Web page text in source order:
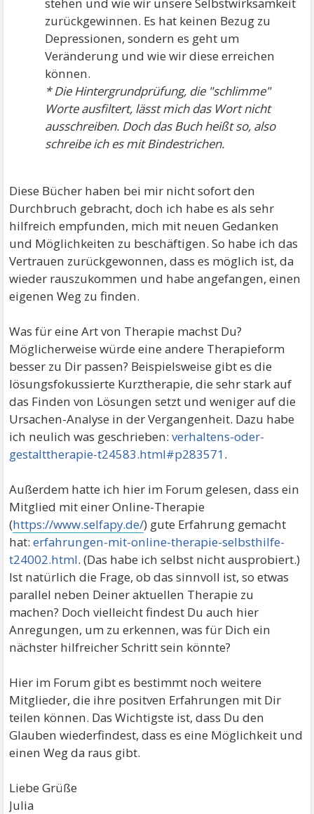
zurückgewinnen. Es hat keinen Bezug zu
Depressionen, sondern es geht um
Veränderung und wie wir diese erreichen
können.
* Die Hintergrundprüfung, die "schlimme"
Worte ausfiltert, lässt mich das Wort nicht
ausschreiben. Doch das Buch heißt so, also
schreibe ich es mit Bindestrichen.
Diese Bücher haben bei mir nicht sofort den
Durchbruch gebracht, doch ich habe es als sehr
hilfreich empfunden, mich mit neuen Gedanken
und Möglichkeiten zu beschäftigen. So habe ich das
Vertrauen zurückgewonnen, dass es möglich ist, da
wieder rauszukommen und habe angefangen, einen
eigenen Weg zu finden.
Was für eine Art von Therapie machst Du?
Möglicherweise würde eine andere Therapieform
besser zu Dir passen? Beispielsweise gibt es die
lösungsfokussierte Kurztherapie, die sehr stark auf
das Finden von Lösungen setzt und weniger auf die
Ursachen-Analyse in der Vergangenheit. Dazu habe
ich neulich was geschrieben:verhaltens-oder-
gestalttherapie-t24583.html#p283571.
Außerdem hatte ich hier im Forum gelesen, dass ein
Mitglied mit einer Online-Therapie
(https://www.selfapy.de/) gute Erfahrung gemacht
hat:erfahrungen-mit-online-therapie-selbsthilfe-
t24002.html. (Das habe ich selbst nicht ausprobiert.)
Ist natürlich die Frage, ob das sinnvoll ist, so etwas
parallel neben Deiner aktuellen Therapie zu
machen? Doch vielleicht findest Du auch hier
Anregungen, um zu erkennen, was für Dich ein
nächster hilfreicher Schritt sein könnte?
Hier im Forum gibt es bestimmt noch weitere
Mitglieder, die ihre positven Erfahrungen mit Dir
teilen können. Das Wichtigste ist, dass Du den
Glauben wiederfindest, dass es eine Möglichkeit und
einen Weg da raus gibt.
Liebe Grüße
Julia